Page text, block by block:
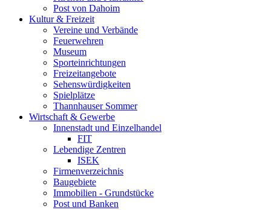
Post von Dahoim
Kultur & Freizeit
Vereine und Verbände
Feuerwehren
Museum
Sporteinrichtungen
Freizeitangebote
Sehenswürdigkeiten
Spielplätze
Thannhauser Sommer
Wirtschaft & Gewerbe
Innenstadt und Einzelhandel
FIT
Lebendige Zentren
ISEK
Firmenverzeichnis
Baugebiete
Immobilien - Grundstücke
Post und Banken